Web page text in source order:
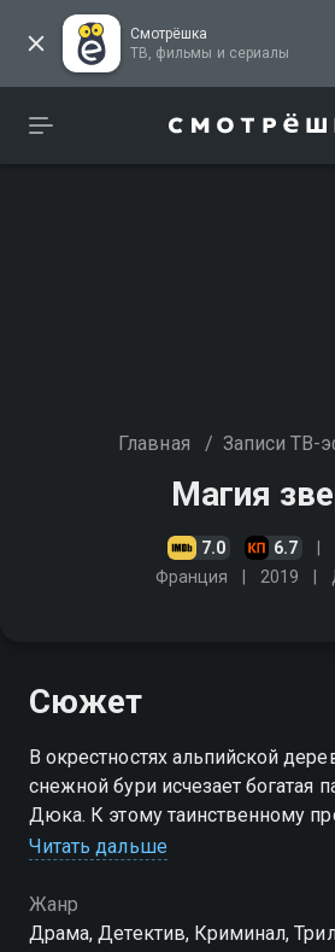
Смотрёшка
ТВ, фильмы и сериалы
Главная / Записи ТВ-
Магия
7.0 6.7
Франция 2019
Сюжет
В окрестностях альпийской
снежной бури исчезает богатая
Дюка. К этому таинственному
неожиданным образом
Читать дальше
Жанр
Драма, Детектив, Криминал,